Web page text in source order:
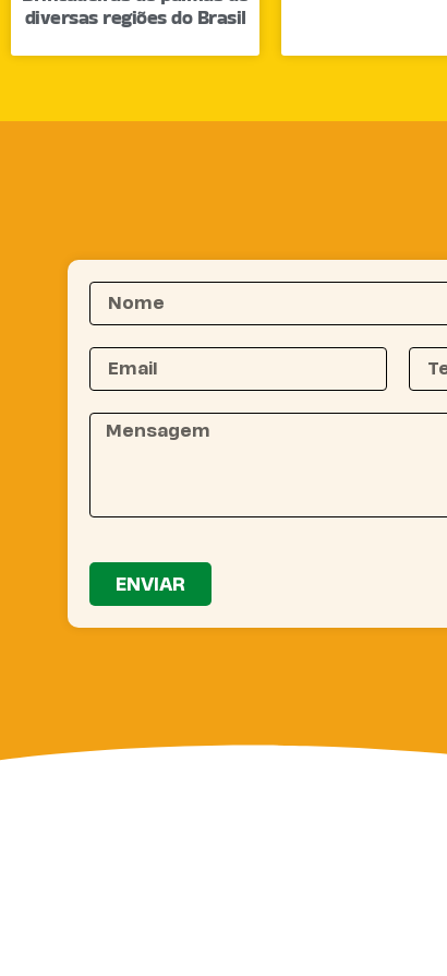
diversas regiões do Brasil
ENVIAR